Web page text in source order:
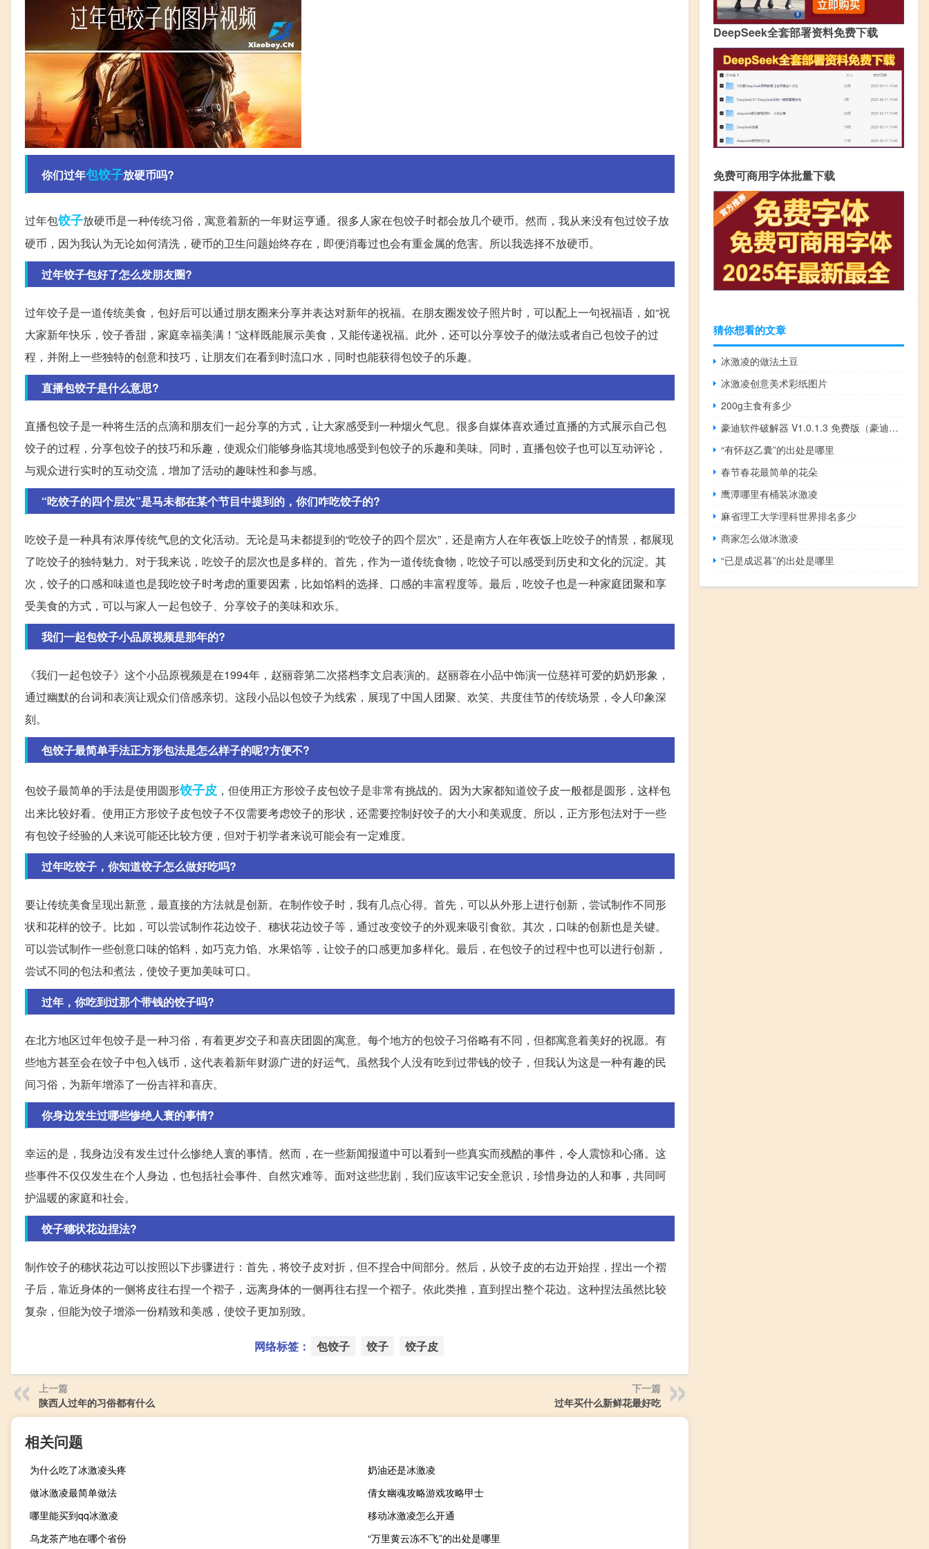
你们过年包饺子放硬币吗?
过年包饺子放硬币是一种传统习俗，寓意着新的一年财运亨通。很多人家在包饺子时都会放几个硬币。然而，我从来没有包过饺子放
硬币，因为我认为无论如何清洗，硬币的卫生问题始终存在，即便消毒过也会有重金属的危害。所以我选择不放硬币。
过年饺子包好了怎么发朋友圈?
过年饺子是一道传统美食，包好后可以通过朋友圈来分享并表达对新年的祝福。在朋友圈发饺子照片时，可以配上一句祝福语，如“祝
大家新年快乐，饺子香甜，家庭幸福美满！”这样既能展示美食，又能传递祝福。此外，还可以分享饺子的做法或者自己包饺子的过
程，并附上一些独特的创意和技巧，让朋友们在看到时流口水，同时也能获得包饺子的乐趣。
直播包饺子是什么意思?
直播包饺子是一种将生活的点滴和朋友们一起分享的方式，让大家感受到一种烟火气息。很多自媒体喜欢通过直播的方式展示自己包
饺子的过程，分享包饺子的技巧和乐趣，使观众们能够身临其境地感受到包饺子的乐趣和美味。同时，直播包饺子也可以互动评论，
与观众进行实时的互动交流，增加了活动的趣味性和参与感。
“吃饺子的四个层次”是马未都在某个节目中提到的，你们咋吃饺子的?
吃饺子是一种具有浓厚传统气息的文化活动。无论是马未都提到的“吃饺子的四个层次”，还是南方人在年夜饭上吃饺子的情景，都展现
了吃饺子的独特魅力。对于我来说，吃饺子的层次也是多样的。首先，作为一道传统食物，吃饺子可以感受到历史和文化的沉淀。其
次，饺子的口感和味道也是我吃饺子时考虑的重要因素，比如馅料的选择、口感的丰富程度等。最后，吃饺子也是一种家庭团聚和享
受美食的方式，可以与家人一起包饺子、分享饺子的美味和欢乐。
我们一起包饺子小品原视频是那年的?
《我们一起包饺子》这个小品原视频是在1994年，赵丽蓉第二次搭档李文启表演的。赵丽蓉在小品中饰演一位慈祥可爱的奶奶形象，
通过幽默的台词和表演让观众们倍感亲切。这段小品以包饺子为线索，展现了中国人团聚、欢笑、共度佳节的传统场景，令人印象深
刻。
包饺子最简单手法正方形包法是怎么样子的呢?方便不?
包饺子最简单的手法是使用圆形饺子皮 ，但使用正方形饺子皮包饺子是非常有挑战的。因为大家都知道饺子皮一般都是圆形，这样包
出来比较好看。使用正方形饺子皮包饺子不仅需要考虑饺子的形状，还需要控制好饺子的大小和美观度。所以，正方形包法对于一些
有包饺子经验的人来说可能还比较方便，但对于初学者来说可能会有一定难度。
过年吃饺子，你知道饺子怎么做好吃吗?
要让传统美食呈现出新意，最直接的方法就是创新。在制作饺子时，我有几点心得。首先，可以从外形上进行创新，尝试制作不同形
状和花样的饺子。比如，可以尝试制作花边饺子、穗状花边饺子等，通过改变饺子的外观来吸引食欲。其次，口味的创新也是关键。
可以尝试制作一些创意口味的馅料，如巧克力馅、水果馅等，让饺子的口感更加多样化。最后，在包饺子的过程中也可以进行创新，
尝试不同的包法和煮法，使饺子更加美味可口。
过年，你吃到过那个带钱的饺子吗?
在北方地区过年包饺子是一种习俗，有着更岁交子和喜庆团圆的寓意。每个地方的包饺子习俗略有不同，但都寓意着美好的祝愿。有
些地方甚至会在饺子中包入钱币，这代表着新年财源广进的好运气。虽然我个人没有吃到过带钱的饺子，但我认为这是一种有趣的民
间习俗，为新年增添了一份吉祥和喜庆。
你身边发生过哪些惨绝人寰的事情?
幸运的是，我身边没有发生过什么惨绝人寰的事情。然而，在一些新闻报道中可以看到一些真实而残酷的事件，令人震惊和心痛。这
些事件不仅仅发生在个人身边，也包括社会事件、自然灾难等。面对这些悲剧，我们应该牢记安全意识，珍惜身边的人和事，共同呵
护温暖的家庭和社会。
饺子穗状花边捏法?
制作饺子的穗状花边可以按照以下步骤进行：首先，将饺子皮对折，但不捏合中间部分。然后，从饺子皮的右边开始捏，捏出一个褶
子后，靠近身体的一侧将皮往右捏一个褶子，远离身体的一侧再往右捏一个褶子。依此类推，直到捏出整个花边。这种捏法虽然比较
复杂，但能为饺子增添一份精致和美感，使饺子更加别致。
网络标签： 包饺子 饺子 饺子皮
上一篇
陕西人过年的习俗都有什么
下一篇
过年买什么新鲜花最好吃
相关问题
为什么吃了冰激凌头疼
奶油还是冰激凌
做冰激凌最简单做法
倩女幽魂攻略游戏攻略甲士
哪里能买到qq冰激凌
移动冰激凌怎么开通
乌龙茶产地在哪个省份
“万里黄云冻不飞”的出处是哪里
DeepSeek全套部署资料免费下载
免费可商用字体批量下载
猜你想看的文章
冰激凌的做法土豆
冰激凌创意美术彩纸图片
200g主食有多少
豪迪软件破解器 V1.0.1.3 免费版（豪迪软件破解器 V1.0.1.3 免费版功能简介）
“有怀赵乙囊”的出处是哪里
春节春花最简单的花朵
鹰潭哪里有桶装冰激凌
麻省理工大学理科世界排名多少
商家怎么做冰激凌
“已是成迟暮”的出处是哪里